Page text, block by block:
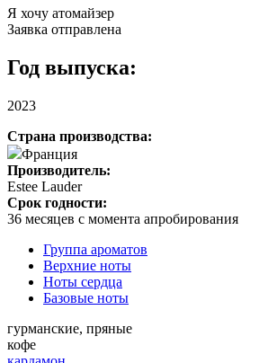
Я хочу атомайзер
Заявка отправлена
Год выпуска:
2023
Страна производства:
Франция
Производитель:
Estee Lauder
Срок годности:
36 месяцев с момента апробирования
Группа ароматов
Верхние ноты
Ноты сердца
Базовые ноты
гурманские, пряные
кофе